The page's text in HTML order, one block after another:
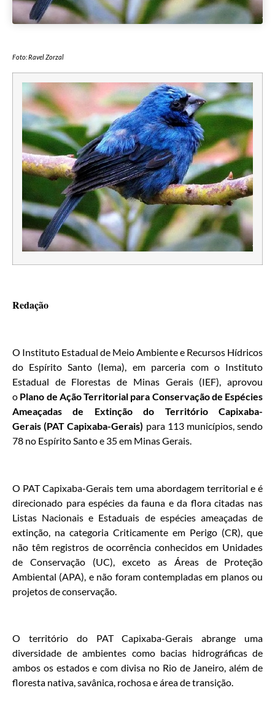
Foto: Ravel Zorzal
Redação
O Instituto Estadual de Meio Ambiente e Recursos Hídricos
do Espírito Santo (Iema), em parceria com o Instituto
Estadual de Florestas de Minas Gerais (IEF), aprovou
o Plano de Ação Territorial para Conservação de Espécies
Ameaçadas de Extinção do Território Capixaba-
Gerais (PAT Capixaba-Gerais) para 113 municípios, sendo
78 no Espírito Santo e 35 em Minas Gerais.
O PAT Capixaba-Gerais tem uma abordagem territorial e é
direcionado para espécies da fauna e da flora citadas nas
Listas Nacionais e Estaduais de espécies ameaçadas de
extinção, na categoria Criticamente em Perigo (CR), que
não têm registros de ocorrência conhecidos em Unidades
de Conservação (UC), exceto as Áreas de Proteção
Ambiental (APA), e não foram contempladas em planos ou
projetos de conservação.
O território do PAT Capixaba-Gerais abrange uma
diversidade de ambientes como bacias hidrográficas de
ambos os estados e com divisa no Rio de Janeiro, além de
floresta nativa, savânica, rochosa e área de transição.